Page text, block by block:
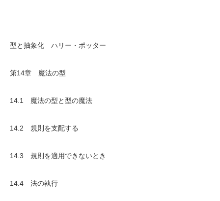
型と抽象化 ハリー・ポッター
第14章 魔法の型
14.1 魔法の型と型の魔法
14.2 規則を支配する
14.3 規則を適用できないとき
14.4 法の執行